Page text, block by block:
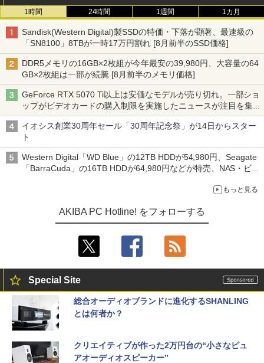
1時間 24時間 1週間 1カ月
Sandisk(Western Digital)製SSDの特価・下落が顕著、最速級の
「SN8100」8TBが一時17万円割れ [8月前半のSSD価格]
DDR5メモリの16GB×2枚組が今年最安の39,980円、大容量の64
GB×2枚組は一部が続騰 [8月前半のメモリ価格]
GeForce RTX 5070 Ti以上は安価なモデルが売り切れ。一部ショ
ップがビデオカードの購入制限を実施したニュースが注目を集め
る AKIBA PC Hotline! 先週のアクセスランキング 26年7月27日～
26年8月3日
イオシス創業30周年セール「30周年記念祭」が14日からスター
ト
Western Digital「WD Blue」の12TB HDDが54,980円、Seagate
「BarraCuda」の16TB HDDが64,980円などが特売、NAS・ビジ
もっと見る
AKIBA PC Hotline! をフォローする
Special Site
総合オーディオブランドに進化するSHANLING
とは何者か？
クリエイティブが作った2万円台の“小さなピュ
アオーディオスピーカー”